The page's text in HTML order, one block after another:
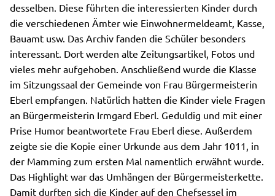
desselben. Diese führten die interessierten Kinder durch
die verschiedenen Ämter wie Einwohnermeldeamt, Kasse,
Bauamt usw. Das Archiv fanden die Schüler besonders
interessant. Dort werden alte Zeitungsartikel, Fotos und
vieles mehr aufgehoben. Anschließend wurde die Klasse
im Sitzungssaal der Gemeinde von Frau Bürgermeisterin
Eberl empfangen. Natürlich hatten die Kinder viele Fragen
an Bürgermeisterin Irmgard Eberl. Geduldig und mit einer
Prise Humor beantwortete Frau Eberl diese. Außerdem
zeigte sie die Kopie einer Urkunde aus dem Jahr 1011, in
der Mamming zum ersten Mal namentlich erwähnt wurde.
Das Highlight war das Umhängen der Bürgermeisterkette.
Damit durften sich die Kinder auf den Chefsessel im